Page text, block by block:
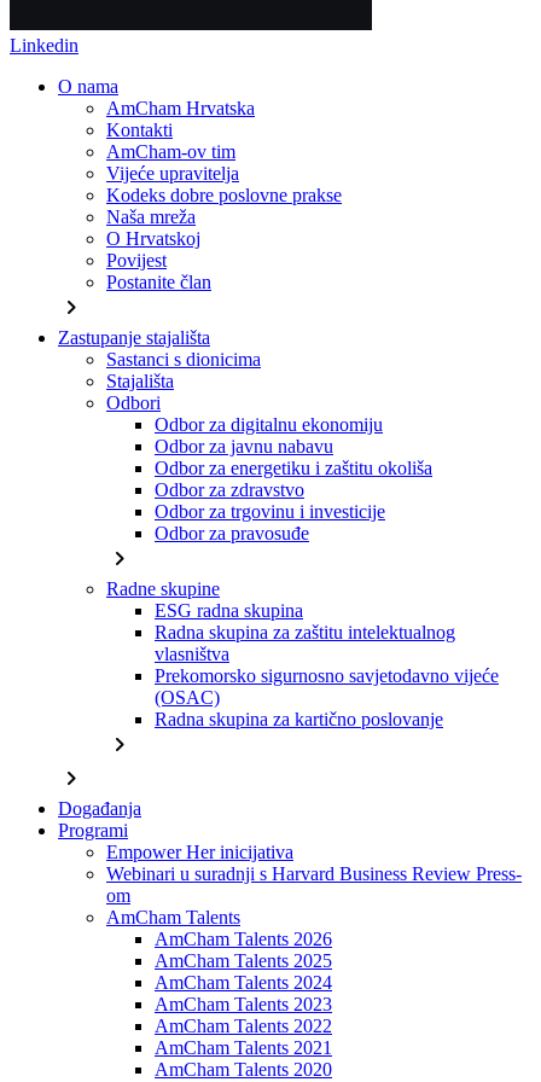
Linkedin
O nama
AmCham Hrvatska
Kontakti
AmCham-ov tim
Vijeće upravitelja
Kodeks dobre poslovne prakse
Naša mreža
O Hrvatskoj
Povijest
Postanite član
chevron_right
Zastupanje stajališta
Sastanci s dionicima
Stajališta
Odbori
Odbor za digitalnu ekonomiju
Odbor za javnu nabavu
Odbor za energetiku i zaštitu okoliša
Odbor za zdravstvo
Odbor za trgovinu i investicije
Odbor za pravosuđe
chevron_right
Radne skupine
ESG radna skupina
Radna skupina za zaštitu intelektualnog
vlasništva
Prekomorsko sigurnosno savjetodavno vijeće
(OSAC)
Radna skupina za kartično poslovanje
chevron_right
chevron_right
Događanja
Programi
Empower Her inicijativa
Webinari u suradnji s Harvard Business Review Press-
om
AmCham Talents
AmCham Talents 2026
AmCham Talents 2025
AmCham Talents 2024
AmCham Talents 2023
AmCham Talents 2022
AmCham Talents 2021
AmCham Talents 2020